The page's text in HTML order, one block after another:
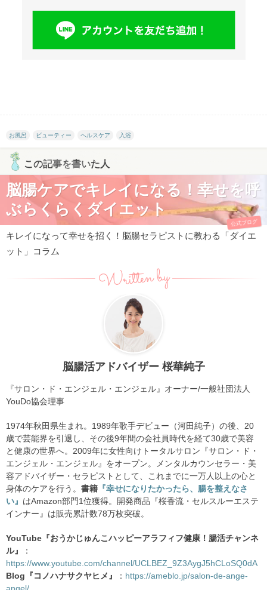
お風呂 ビューティー ヘルスケア 入浴
この記事を書いた人
脳腸ケアでキレイになる！幸せを呼
ぶらくらくダイエット
公式ブログ
キレイになって幸せを招く！脳腸セラピストに教わる「ダイエ
ット」コラム
Written by
脳腸活アドバイザー 桜華純子
『サロン・ド・エンジェル・エンジェル』オーナー/一般社団法人
YouDo協会理事
1974年秋田県生まれ。1989年歌手デビュー（河田純子）の後、20
歳で芸能界を引退し、その後9年間の会社員時代を経て30歳で美容
と健康の世界へ。2009年に女性向けトータルサロン『サロン・ド・
エンジェル・エンジェル』をオープン。メンタルカウンセラー・美
容アドバイザー・セラピストとして、これまでに一万人以上の心と
身体のケアを行う。 書籍 『幸せになりたかったら、腸を整えなさ
い』 はAmazon部門1位獲得。開発商品『桜香流・セルスルーエステ
インナー』は販売累計数78万枚突破。
YouTube『おうかじゅんこハッピーアラフィフ健康！腸活チャンネ
ル』
：
https://www.youtube.com/channel/UCLBEZ_9Z3AygJ5hCLoSQ0dA
Blog『コノハナサクヤヒメ』
： https://ameblo.jp/salon-de-ange-